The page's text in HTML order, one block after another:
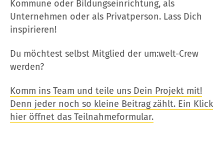
Kommune oder Bildungseinrichtung, als
Unternehmen oder als Privatperson. Lass Dich
inspirieren!
Du möchtest selbst Mitglied der um:welt-Crew
werden?
Komm ins Team und teile uns Dein Projekt mit!
Denn jeder noch so kleine Beitrag zählt. Ein Klick
hier öffnet das Teilnahmeformular.